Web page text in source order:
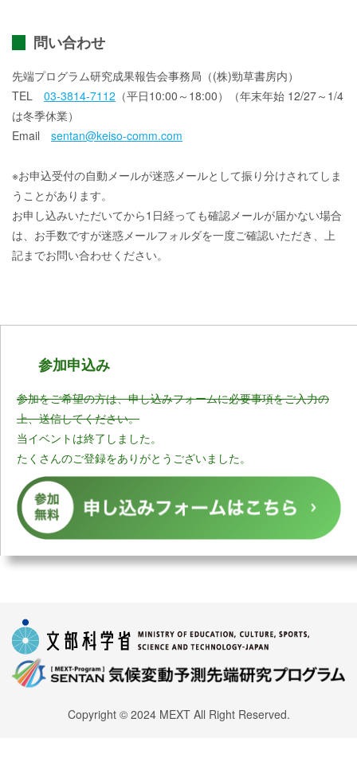
問い合わせ
先端プログラム研究成果報告会事務局（(株)勁草書房内）
TEL 03-3814-7112 （平日10:00～18:00）（年末年始 12/27～1/4
は冬季休業）
Email sentan@keiso-comm.com
※お申込受付の自動メールが迷惑メールとして振り分けされてしま
うことがあります。
お申し込みいただいてから1日経っても確認メールが届かない場合
は、お手数ですが迷惑メールフォルダを一度ご確認いただき、上
記までお問い合わせください。
参加申込み
参加をご希望の方は、申し込みフォームに必要事項をご入力の
上、送信してください。
当イベントは終了しました。
たくさんのご登録をありがとうございました。
Copyright © 2024 MEXT All Right Reserved.